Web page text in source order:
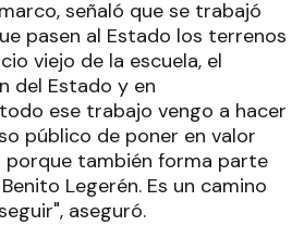
señaló que se trabajó
pasen al Estado los terrenos
viejo de la escuela, el
del Estado y en
ese trabajo vengo a hacer
público de poner en valor
porque también forma parte
Legerén. Es un camino
aseguró.